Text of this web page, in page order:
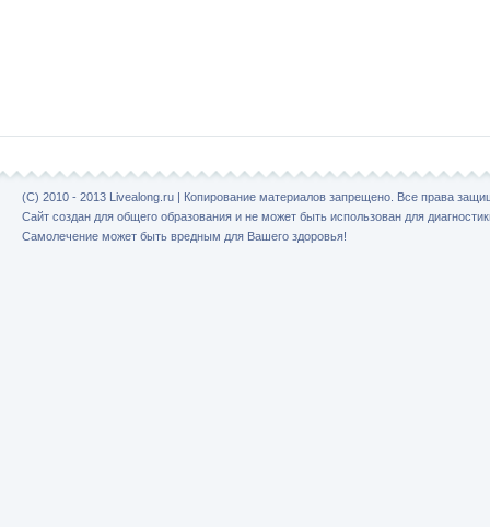
(C) 2010 - 2013 Livealong.ru | Копирование материалов запрещено. Все права
Сайт создан для общего образования и не может быть использован для
Самолечение может быть вредным для Вашего здоровья!